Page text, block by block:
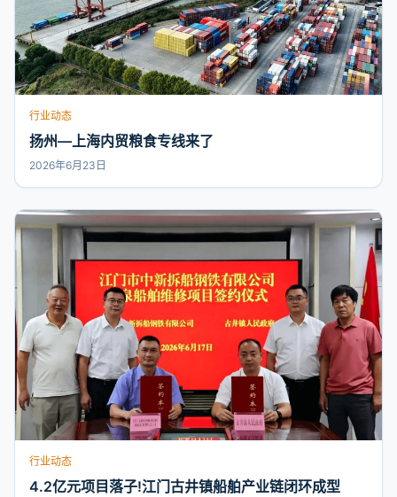
行业动态
扬州—上海内贸粮食专线来了
2026年6月23日
行业动态
4.2亿元项目落子!江门古井镇船舶产业链闭环成型